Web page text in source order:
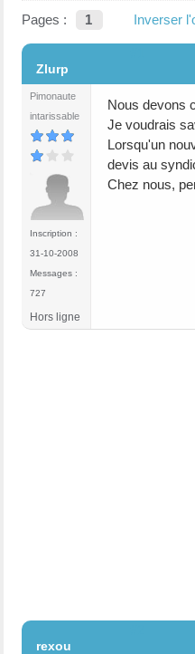
Pages : 1 Inverser
Zlurp
Pimonaute
intarissable
Inscription :
31-10-2008
Messages :
727
Nous devons
Je voudrais
Lorsqu'un
devis au
Chez nous,
Hors ligne
rexou